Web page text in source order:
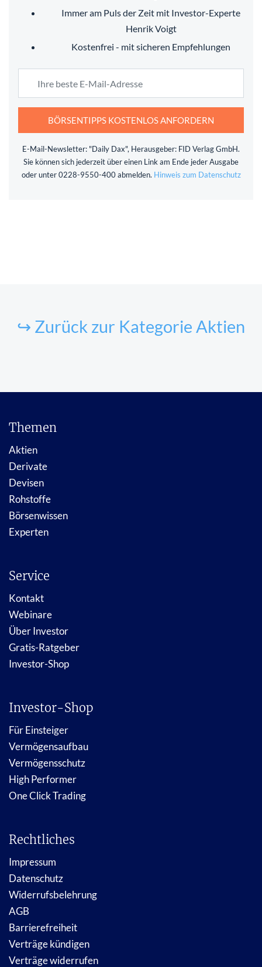
Immer am Puls der Zeit mit Investor-Experte
Henrik Voigt
Kostenfrei - mit sicheren Empfehlungen
BÖRSENTIPPS KOSTENLOS ANFORDERN
E-Mail-Newsletter: "Daily Dax", Herausgeber: FID Verlag GmbH.
Sie können sich jederzeit über einen Link am Ende jeder Ausgabe
oder unter 0228-9550-400 abmelden. Hinweis zum Datenschutz
↪ Zurück zur Kategorie Aktien
Themen
Aktien
Derivate
Devisen
Rohstoffe
Börsenwissen
Experten
Service
Kontakt
Webinare
Über Investor
Gratis-Ratgeber
Investor-Shop
Investor-Shop
Für Einsteiger
Vermögensaufbau
Vermögensschutz
High Performer
One Click Trading
Rechtliches
Impressum
Datenschutz
Widerrufsbelehrung
AGB
Barrierefreiheit
Verträge kündigen
Verträge widerrufen